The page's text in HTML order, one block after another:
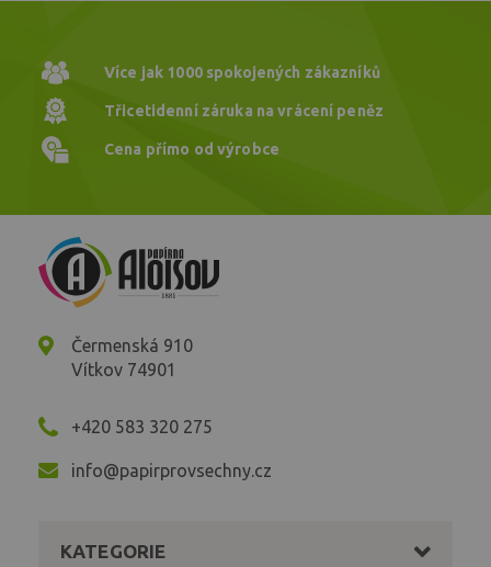
Více jak 1000spokojených zákazníků
Třicetidenní záruka na vrácení peněz
Cena přímo od výrobce
Čermenská 910
Vítkov 74901
+420 583 320 275
info@papirprovsechny.cz
KATEGORIE